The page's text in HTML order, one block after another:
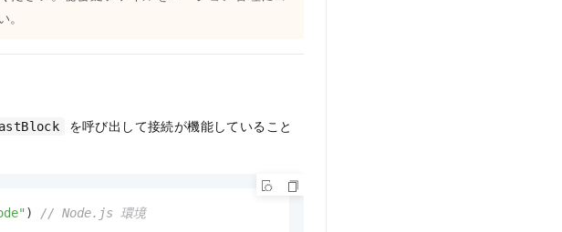
を呼び出して接続が機能していること
)
// Node.js 環境